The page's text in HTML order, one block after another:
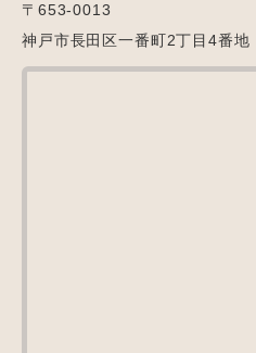
〒653-0013
神戸市長田区一番町2丁目4番地